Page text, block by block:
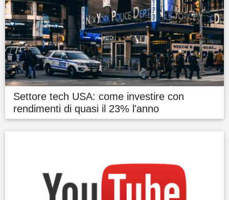
Settore tech USA: come investire con
rendimenti di quasi il 23% l'anno